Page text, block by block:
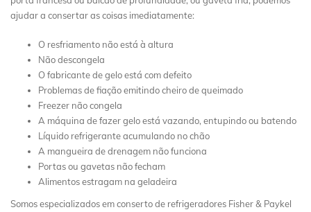
ajudar a consertar as coisas imediatamente:
O resfriamento não está à altura
Não descongela
O fabricante de gelo está com defeito
Problemas de fiação emitindo cheiro de queimado
Freezer não congela
A máquina de fazer gelo está vazando, entupindo ou batendo
Líquido refrigerante acumulando no chão
A mangueira de drenagem não funciona
Portas ou gavetas não fecham
Alimentos estragam na geladeira
Somos especializados em conserto de refrigeradores Fisher & Paykel